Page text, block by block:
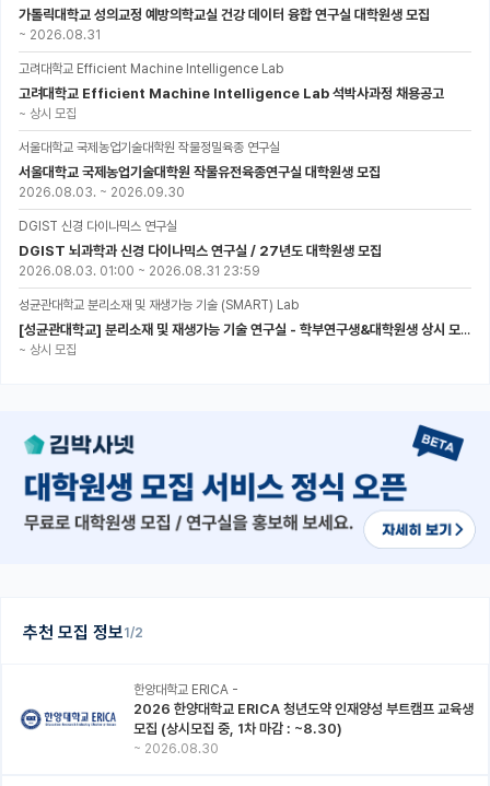
추천 모집 정보1/2
한양대학교 ERICA -
2026 한양대학교 ERICA 청년도약 인재양성 부트캠프 교육생
모집 (상시모집 중, 1차 마감 : ~8.30)
~ 2026.08.30
가톨릭대학교 성의교정 예방의학교실 건강 데이터 융합 연구실 대학원생 모집
~ 2026.08.31
고려대학교 Efficient Machine Intelligence Lab
고려대학교 Efficient Machine Intelligence Lab 석박사과정 채용공고
~ 상시 모집
서울대학교 국제농업기술대학원 작물정밀육종 연구실
서울대학교 국제농업기술대학원 작물유전육종연구실 대학원생 모집
2026.08.03. ~ 2026.09.30
DGIST 신경 다이나믹스 연구실
DGIST 뇌과학과 신경 다이나믹스 연구실 / 27년도 대학원생 모집
2026.08.03. 01:00 ~ 2026.08.31 23:59
성균관대학교 분리소재 및 재생가능 기술 (SMART) Lab
[성균관대학교] 분리소재 및 재생가능 기술 연구실 - 학부연구생&대학원생 상시 모집 (미래에너지공학과)
~ 상시 모집